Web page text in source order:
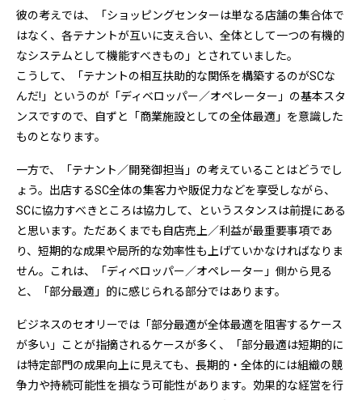
彼の考えでは、「ショッピングセンターは単なる店舗の集合体で
はなく、各テナントが互いに支え合い、全体として一つの有機的
なシステムとして機能すべきもの」とされていました。
こうして、「テナントの相互扶助的な関係を構築するのがSCな
んだ!」というのが「ディベロッパー／オペレーター」の基本スタ
ンスですので、自ずと「商業施設としての全体最適」を意識した
ものとなります。
一方で、「テナント／開発御担当」の考えていることはどうでし
ょう。出店するSC全体の集客力や販促力などを享受しながら、
SCに協力すべきところは協力して、というスタンスは前提にある
と思います。ただあくまでも自店売上／利益が最重要事項であ
り、短期的な成果や局所的な効率性も上げていかなければなりま
せん。これは、「ディベロッパー／オペレーター」側から見る
と、「部分最適」的に感じられる部分ではあります。
ビジネスのセオリーでは「部分最適が全体最適を阻害するケース
が多い」ことが指摘されるケースが多く、「部分最適は短期的に
は特定部門の成果向上に見えても、長期的・全体的には組織の競
争力や持続可能性を損なう可能性があります。効果的な経営を行